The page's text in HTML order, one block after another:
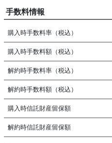
手数料情報
購入時手数料率（税込）
購入時手数料額（税込）
解約時手数料率（税込）
解約時手数料額（税込）
購入時信託財産留保額
解約時信託財産留保額